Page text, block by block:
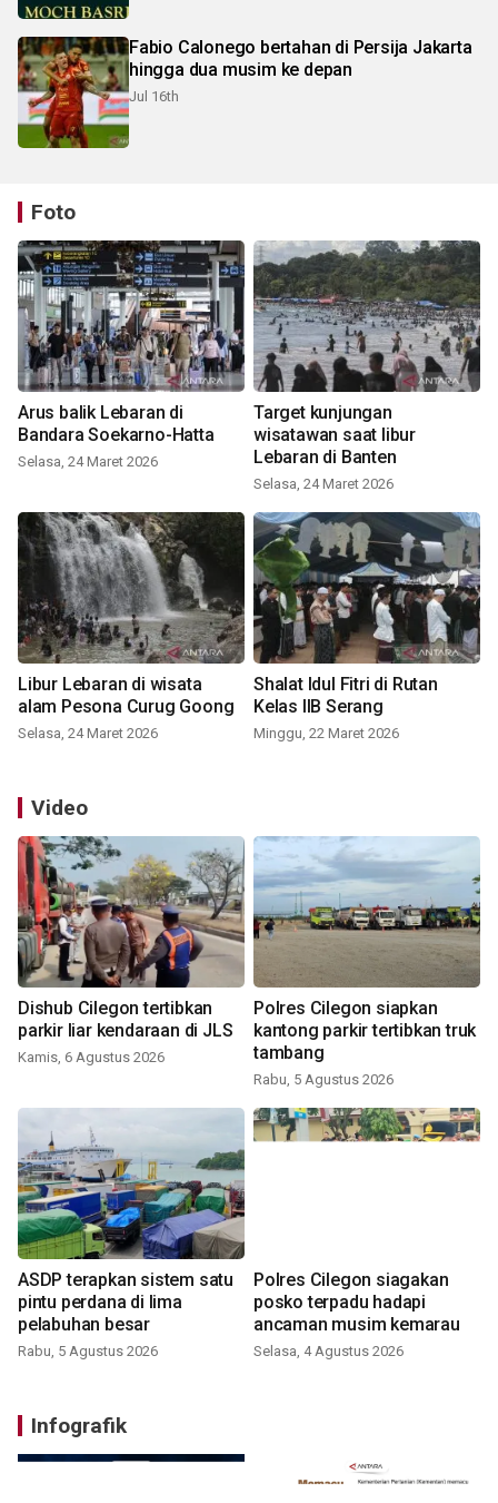
Fabio Calonego bertahan di Persija Jakarta
hingga dua musim ke depan
Jul 16th
Foto
Arus balik Lebaran di
Bandara Soekarno-Hatta
Selasa, 24 Maret 2026
Target kunjungan
wisatawan saat libur
Lebaran di Banten
Selasa, 24 Maret 2026
Libur Lebaran di wisata
alam Pesona Curug Goong
Selasa, 24 Maret 2026
Shalat Idul Fitri di Rutan
Kelas IIB Serang
Minggu, 22 Maret 2026
Video
Dishub Cilegon tertibkan
parkir liar kendaraan di JLS
Kamis, 6 Agustus 2026
Polres Cilegon siapkan
kantong parkir tertibkan truk
tambang
Rabu, 5 Agustus 2026
ASDP terapkan sistem satu
pintu perdana di lima
pelabuhan besar
Rabu, 5 Agustus 2026
Polres Cilegon siagakan
posko terpadu hadapi
ancaman musim kemarau
Selasa, 4 Agustus 2026
Infografik